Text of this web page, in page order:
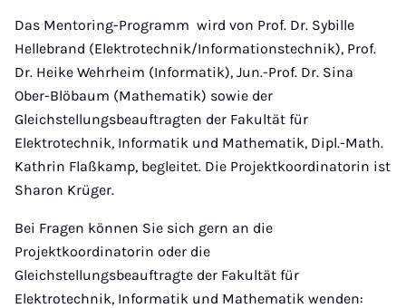
Das Mentoring-Programm wird von Prof. Dr. Sybille
Hellebrand (Elektrotechnik/Informationstechnik), Prof.
Dr. Heike Wehrheim (Informatik), Jun.-Prof. Dr. Sina
Ober-Blöbaum (Mathematik) sowie der
Gleichstellungsbeauftragten der Fakultät für
Elektrotechnik, Informatik und Mathematik, Dipl.-Math.
Kathrin Flaßkamp, begleitet. Die Projektkoordinatorin ist
Sharon Krüger.
Bei Fragen können Sie sich gern an die
Projektkoordinatorin oder die
Gleichstellungsbeauftragte der Fakultät für
Elektrotechnik, Informatik und Mathematik wenden: